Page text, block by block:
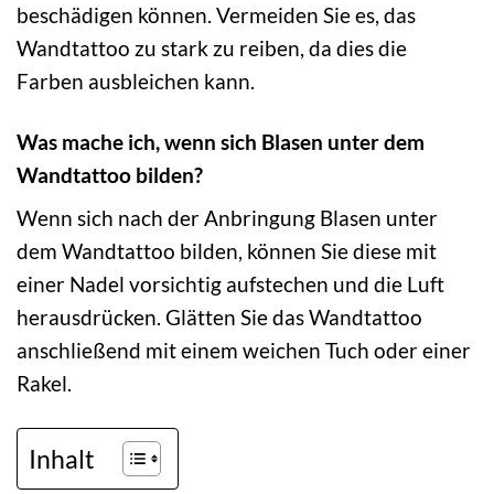
beschädigen können. Vermeiden Sie es, das
Wandtattoo zu stark zu reiben, da dies die
Farben ausbleichen kann.
Was mache ich, wenn sich Blasen unter dem
Wandtattoo bilden?
Wenn sich nach der Anbringung Blasen unter
dem Wandtattoo bilden, können Sie diese mit
einer Nadel vorsichtig aufstechen und die Luft
herausdrücken. Glätten Sie das Wandtattoo
anschließend mit einem weichen Tuch oder einer
Rakel.
Inhalt